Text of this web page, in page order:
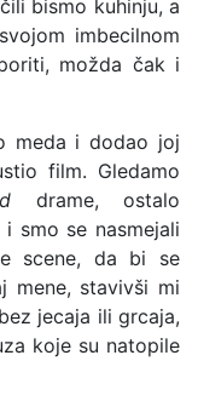
bismo kuhinju, a
imbecilnom
možda čak i
meda i dodao joj
film. Gledamo
drame, ostalo
smo se nasmejali
scene, da bi se
mene, stavivši mi
jecaja ili grcaja,
koje su natopile